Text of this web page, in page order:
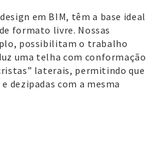
em BIM, têm a base ideal
formato livre. Nossas
possibilitam o trabalho
uma telha com conformação
laterais, permitindo que
dezipadas com a mesma